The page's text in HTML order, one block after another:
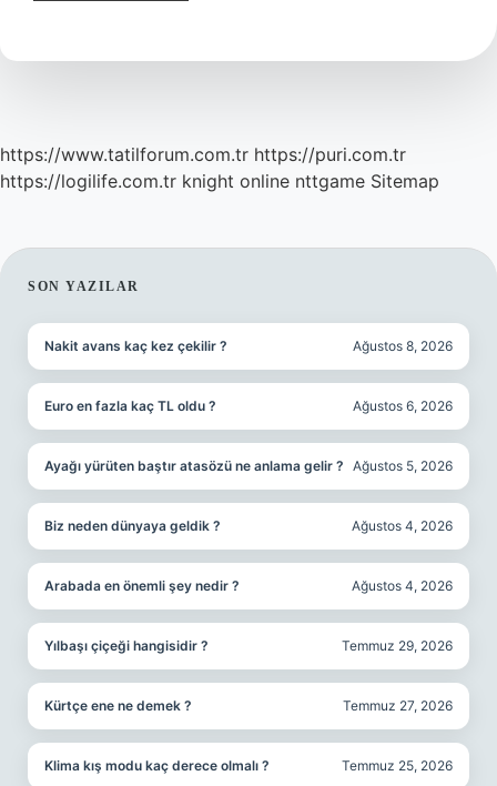
https://www.tatilforum.com.tr https://puri.com.tr
https://logilife.com.tr knight online nttgame Sitemap
SIDEBAR
SON YAZILAR
Nakit avans kaç kez çekilir ? Ağustos 8, 2026
Euro en fazla kaç TL oldu ? Ağustos 6, 2026
Ayağı yürüten baştır atasözü ne anlama gelir ? Ağustos 5, 2026
Biz neden dünyaya geldik ? Ağustos 4, 2026
Arabada en önemli şey nedir ? Ağustos 4, 2026
Yılbaşı çiçeği hangisidir ? Temmuz 29, 2026
Kürtçe ene ne demek ? Temmuz 27, 2026
Klima kış modu kaç derece olmalı ? Temmuz 25, 2026